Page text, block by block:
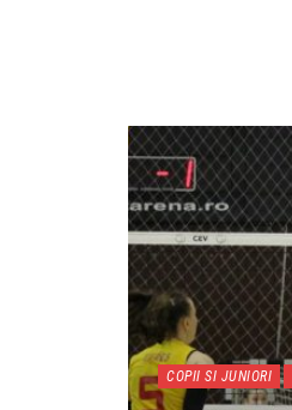
COPII SI JUNIORI